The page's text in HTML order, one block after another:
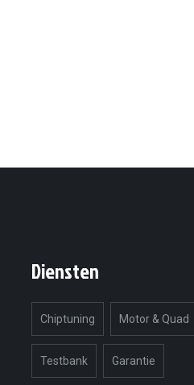
Diensten
Chiptuning Motor & Quad
Testbank Garantie